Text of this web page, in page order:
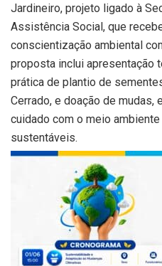
Jardineiro, projeto ligado à
Assistência Social, que
conscientização ambiental
proposta inclui apresentação
prática de plantio de
Cerrado, e doação de
cuidado com o meio
sustentáveis.